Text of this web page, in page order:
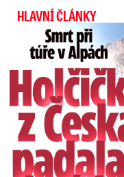
HLAVNÍ ČLÁNKY
Smrt Češky v Alpách: